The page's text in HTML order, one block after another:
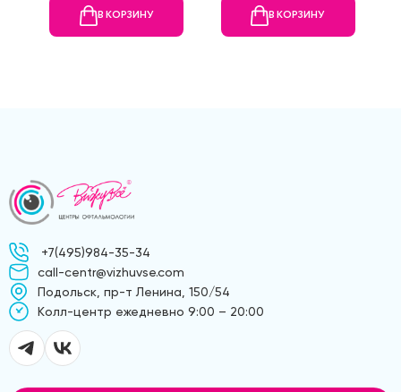
В КОРЗИНУ В КОРЗИНУ
+7(495)984-35-34
call-centr@vizhuvse.com
Подольск, пр-т Ленина, 150/54
Kолл-центр ежедневно 9:00 – 20:00